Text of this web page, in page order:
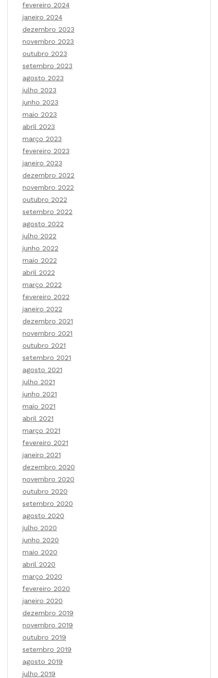
fevereiro 2024
janeiro 2024
dezembro 2023
novembro 2023
outubro 2023
setembro 2023
agosto 2023
julho 2023
junho 2023
maio 2023
abril 2023
março 2023
fevereiro 2023
janeiro 2023
dezembro 2022
novembro 2022
outubro 2022
setembro 2022
agosto 2022
julho 2022
junho 2022
maio 2022
abril 2022
março 2022
fevereiro 2022
janeiro 2022
dezembro 2021
novembro 2021
outubro 2021
setembro 2021
agosto 2021
julho 2021
junho 2021
maio 2021
abril 2021
março 2021
fevereiro 2021
janeiro 2021
dezembro 2020
novembro 2020
outubro 2020
setembro 2020
agosto 2020
julho 2020
junho 2020
maio 2020
abril 2020
março 2020
fevereiro 2020
janeiro 2020
dezembro 2019
novembro 2019
outubro 2019
setembro 2019
agosto 2019
julho 2019